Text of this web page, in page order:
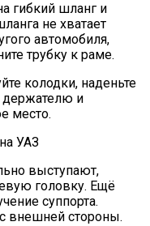
гибкий шланг и
не хватает
автомобиля,
трубку к раме.
колодки, наденьте
держателю и
место.
выступают,
головку. Ещё
суппорта.
внешней стороны.